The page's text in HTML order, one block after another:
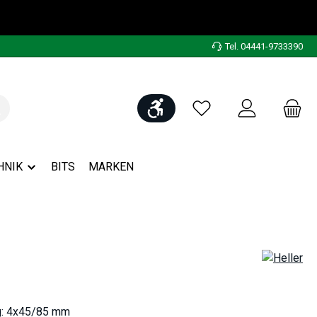
Tel. 04441-9733390
Werkzeugleiste anzeigen
Du hast 0 Produkte
BITS MARKEN
4x45/85 mm